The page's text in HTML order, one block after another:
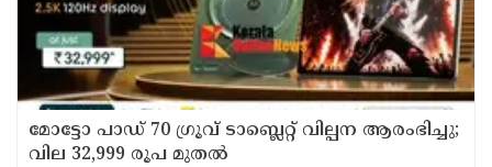
മോട്ടോ പാഡ് 70 ഗ്രൂവ് ടാബ്ലെറ്റ് വില്പന ആരംഭിച്ചു;
വില 32,999 രൂപ മുതൽ